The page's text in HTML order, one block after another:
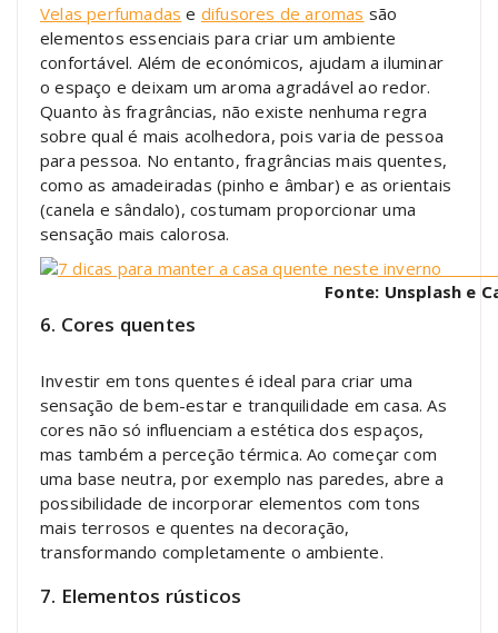
Velas perfumadas e difusores de aromas são
elementos essenciais para criar um ambiente
confortável. Além de económicos, ajudam a iluminar
o espaço e deixam um aroma agradável ao redor.
Quanto às fragrâncias, não existe nenhuma regra
sobre qual é mais acolhedora, pois varia de pessoa
para pessoa. No entanto, fragrâncias mais quentes,
como as amadeiradas (pinho e âmbar) e as orientais
(canela e sândalo), costumam proporcionar uma
sensação mais calorosa.
Fonte: Unsplash e
6. Cores quentes
Investir em tons quentes é ideal para criar uma
sensação de bem-estar e tranquilidade em casa. As
cores não só influenciam a estética dos espaços,
mas também a perceção térmica. Ao começar com
uma base neutra, por exemplo nas paredes, abre a
possibilidade de incorporar elementos com tons
mais terrosos e quentes na decoração,
transformando completamente o ambiente.
7. Elementos rústicos